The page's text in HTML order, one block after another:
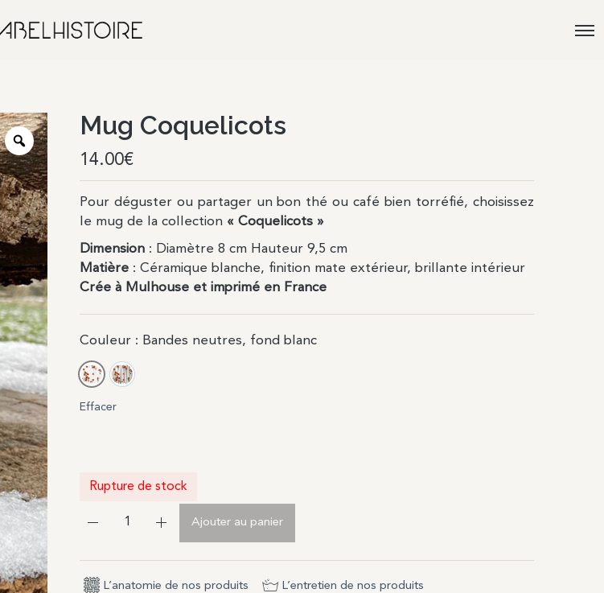
Mug Coquelicots
14.00€
Pour déguster ou partager un bon thé ou café bien torréfié, choisissez
le mug de la collection « Coquelicots »
Dimension : Diamètre 8 cm Hauteur 9,5 cm
Matière : Céramique blanche, finition mate extérieur, brillante intérieur
Crée à Mulhouse et imprimé en France
Couleur : Bandes neutres, fond blanc
Bandes neutres, fond blanc
Bandes taupes, fond blanc
Effacer
Rupture de stock
Ajouter au panier
L’anatomie de nos produits L’entretien de nos produits